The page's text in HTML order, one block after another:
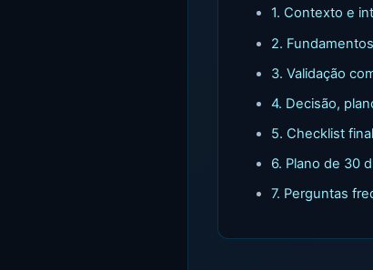
1. Contexto e
2.
3. Validação
4. Decisão,
5. Checklist final
6. Plano de 30
7. Perguntas